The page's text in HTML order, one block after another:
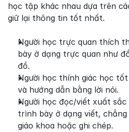
học tập khác nhau dựa trên
giữ lại thông tin tốt nhất.
Người học trực quan thích
bày ở dạng trực quan như
đồ.
Người học thính giác học
và hướng dẫn bằng lời nói.
Người học đọc/viết xuất
trình bày ở dạng viết,
giáo khoa hoặc ghi chép.